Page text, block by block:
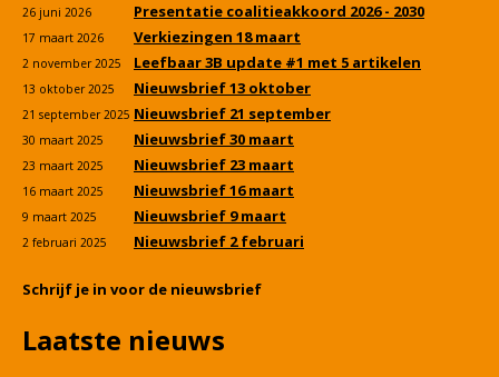
26 juni 2026 Presentatie coalitieakkoord 2026 - 2030
17 maart 2026 Verkiezingen 18 maart
2 november 2025 Leefbaar 3B update #1 met 5 artikelen
13 oktober 2025 Nieuwsbrief 13 oktober
21 september 2025 Nieuwsbrief 21 september
30 maart 2025 Nieuwsbrief 30 maart
23 maart 2025 Nieuwsbrief 23 maart
16 maart 2025 Nieuwsbrief 16 maart
9 maart 2025 Nieuwsbrief 9 maart
2 februari 2025 Nieuwsbrief 2 februari
Schrijf je in voor de nieuwsbrief
Laatste nieuws